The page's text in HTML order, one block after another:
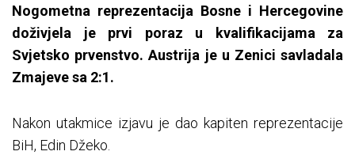
Nogometna reprezentacija Bosne i Hercegovine
doživjela je prvi poraz u kvalifikacijama za
Svjetsko prvenstvo. Austrija je u Zenici savladala
Zmajeve sa 2:1.
Nakon utakmice izjavu je dao kapiten reprezentacije
BiH, Edin Džeko.